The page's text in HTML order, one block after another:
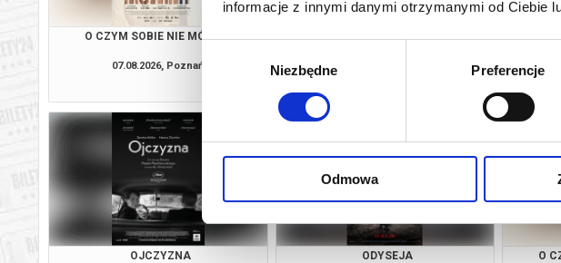
informacje z innymi danymi otrzymanymi od Ciebie
Niezbędne Preferencje
Odmowa
O CZYM SOBIE NIE MÓWIMY
07.08.2026, Poznań
HOMO SAPIENS?
OJCZYZNA ODYSEJA O